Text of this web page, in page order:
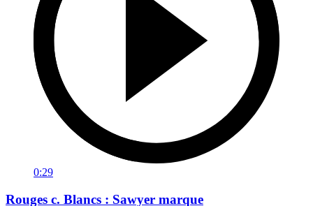
0:29
Rouges c. Blancs : Sawyer marque